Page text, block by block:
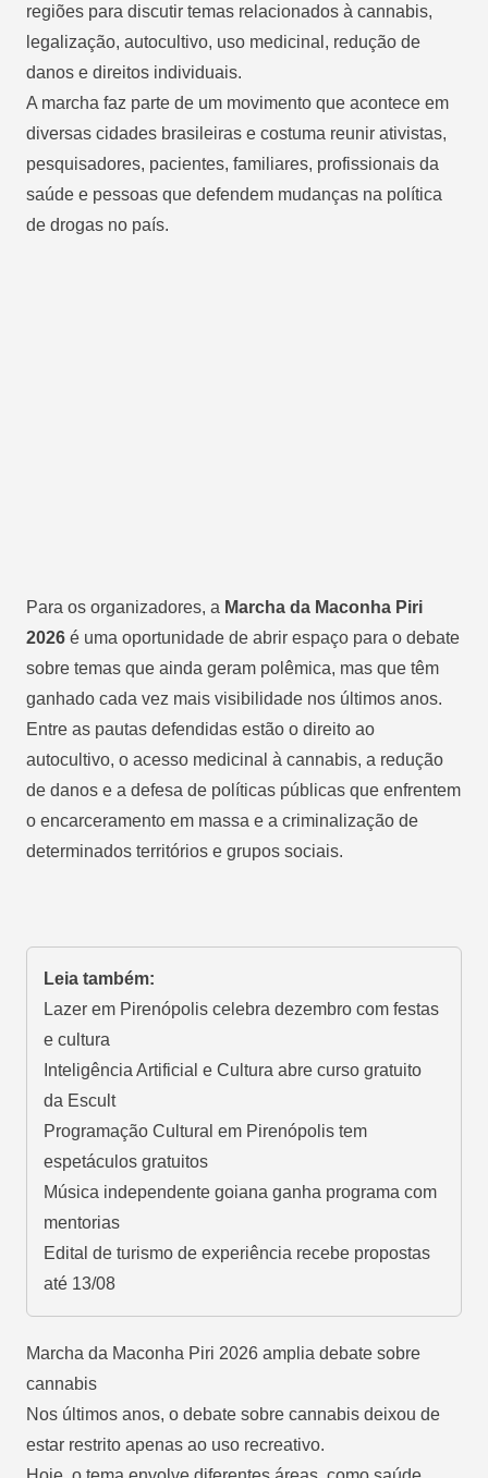
regiões para discutir temas relacionados à cannabis,
legalização, autocultivo, uso medicinal, redução de
danos e direitos individuais.
A marcha faz parte de um movimento que acontece em
diversas cidades brasileiras e costuma reunir ativistas,
pesquisadores, pacientes, familiares, profissionais da
saúde e pessoas que defendem mudanças na política
de drogas no país.
Para os organizadores, a Marcha da Maconha Piri
2026 é uma oportunidade de abrir espaço para o debate
sobre temas que ainda geram polêmica, mas que têm
ganhado cada vez mais visibilidade nos últimos anos.
Entre as pautas defendidas estão o direito ao
autocultivo, o acesso medicinal à cannabis, a redução
de danos e a defesa de políticas públicas que enfrentem
o encarceramento em massa e a criminalização de
determinados territórios e grupos sociais.
Leia também:
Lazer em Pirenópolis celebra dezembro com festas
e cultura
Inteligência Artificial e Cultura abre curso gratuito
da Escult
Programação Cultural em Pirenópolis tem
espetáculos gratuitos
Música independente goiana ganha programa com
mentorias
Edital de turismo de experiência recebe propostas
até 13/08
Marcha da Maconha Piri 2026 amplia debate sobre
cannabis
Nos últimos anos, o debate sobre cannabis deixou de
estar restrito apenas ao uso recreativo.